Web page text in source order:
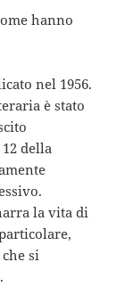
hanno
nel 1956.
è stato
della
la vita di
si